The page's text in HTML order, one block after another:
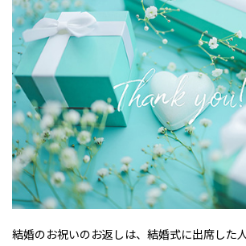
結婚のお祝いのお返しは、結婚式に出席した